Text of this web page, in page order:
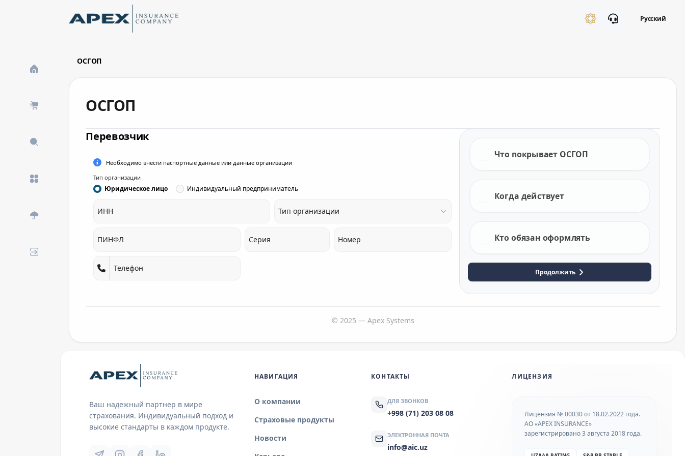
Русский
ОСГОП
ОСГОП
Перевозчик
Необходимо внести паспортные данные или данные организации
Тип организации
Юридическое лицо Индивидуальный предприниматель
ИНН Тип организации
ПИНФЛ Серия Номер
Телефон
Что покрывает ОСГОП
Когда действует
Кто обязан оформлять
Продолжить
© 2025 — Apex Systems
Ваш надежный партнер в мире
страхования. Индивидуальный подход и
высокие стандарты в каждом продукте.
НАВИГАЦИЯ
О компании
Страховые продукты
Новости
КОНТАКТЫ
ДЛЯ ЗВОНКОВ
+998 (71) 203 08 08
ЭЛЕКТРОННАЯ ПОЧТА
info@aic.uz
ЛИЦЕНЗИЯ
Лицензия № 00030 от 18.02.2022 года.
АО «APEX INSURANCE»
зарегистрировано 3 августа 2018 года.
What's New